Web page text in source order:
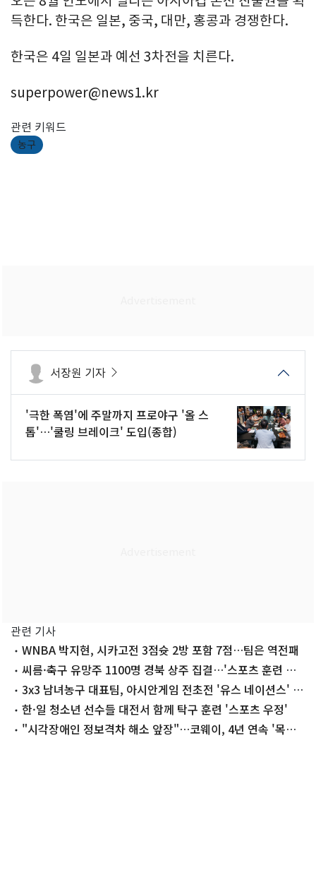
득한다. 한국은 일본, 중국, 대만, 홍콩과 경쟁한다.
한국은 4일 일본과 예선 3차전을 치른다.
superpower@news1.kr
관련 키워드
농구
서장원 기자
'극한 폭염'에 주말까지 프로야구 '올 스
톱'…'쿨링 브레이크' 도입(종합)
관련 기사
WNBA 박지현, 시카고전 3점슛 2방 포함 7점…팀은 역전패
씨름·축구 유망주 1100명 경북 상주 집결…'스포츠 훈련 메
카' 박차
3x3 남녀농구 대표팀, 아시안게임 전초전 '유스 네이션스' 리
그출전
한·일 청소년 선수들 대전서 함께 탁구 훈련 '스포츠 우정'
"시각장애인 정보격차 해소 앞장"…코웨이, 4년 연속 '목소